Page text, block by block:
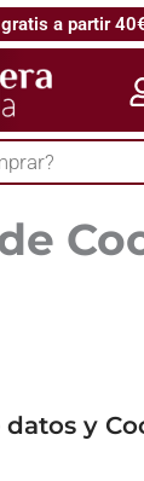
gratis a partir
y